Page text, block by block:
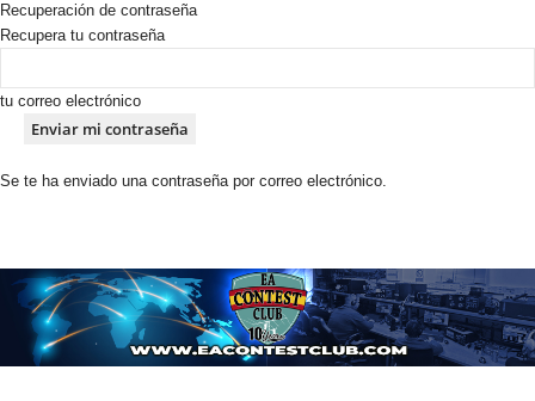
Recuperación de contraseña
Recupera tu contraseña
tu correo electrónico
Se te ha enviado una contraseña por correo electrónico.